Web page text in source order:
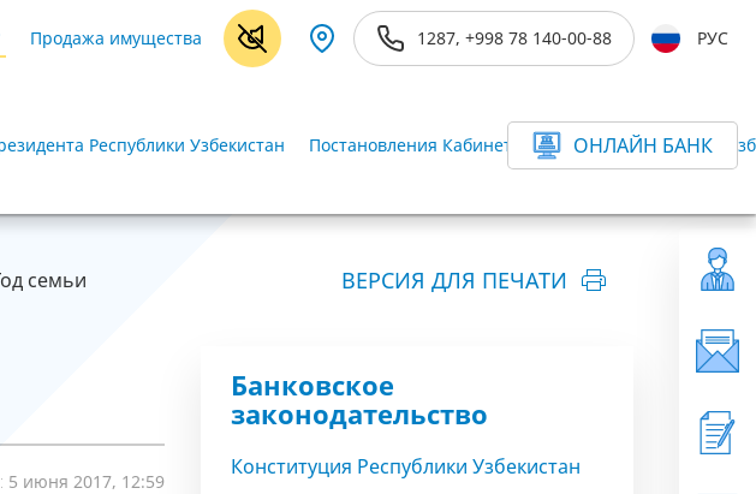
Продажа имущества 1287, +998 78 140-00-88 РУС
Республики Узбекистан Постановления Кабинета Министров Республики
ОНЛАЙН БАНК
семьи ВЕРСИЯ ДЛЯ ПЕЧАТИ
5 июня 2017, 12:59
Банковское
законодательство
Конституция Республики Узбекистан